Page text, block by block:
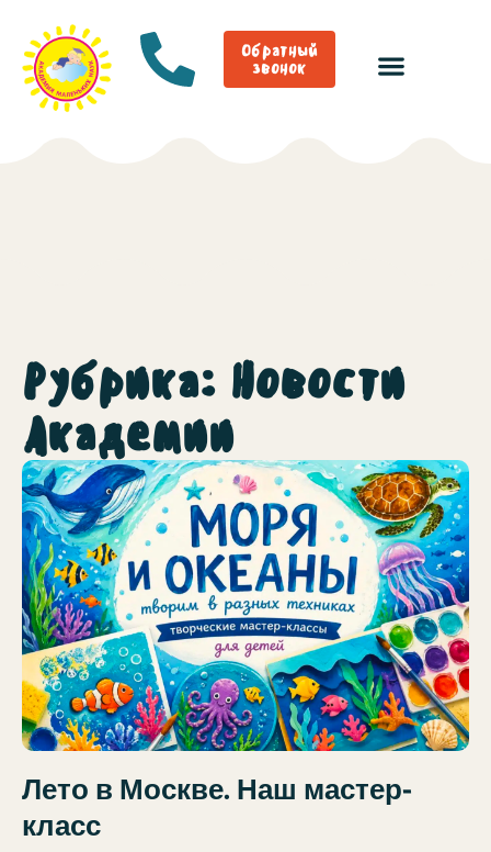
Обратный
звонок
Рубрика: Новости
Академии
Лето в Москве. Наш мастер-
класс